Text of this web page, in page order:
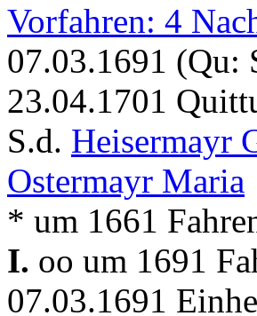
Vorfahren: 4
07.03.1691
23.04.1701
S.d. Heisermayr
Ostermayr Maria
* um 1661
I. oo um 1691
07.03.1691